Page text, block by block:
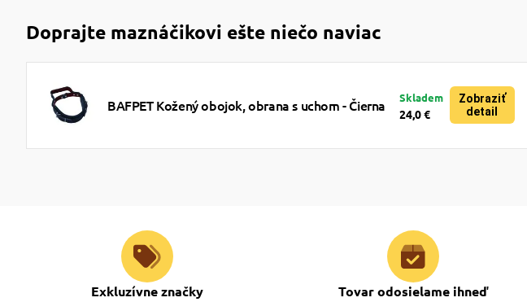
Doprajte maznáčikovi ešte niečo naviac
BAFPET Kožený obojok, obrana s uchom - Čierna Skladem
24,0 €
Zobraziť
detail
Exkluzívne značky Tovar odosielame ihneď